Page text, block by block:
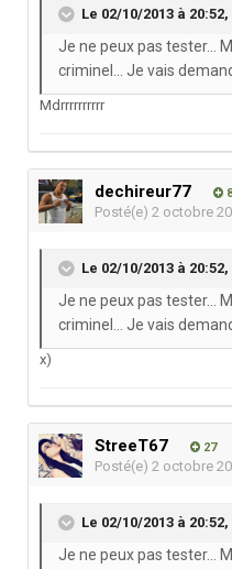
Le 02/10/2013 à
Je ne peux pas tester...
criminel... Je vais
Mdrrrrrrrrrr
dechireur77 8
Posté(e) 2 octobre
Le 02/10/2013 à
Je ne peux pas tester...
criminel... Je vais
x)
StreeT67 27
Posté(e) 2 octobre
Le 02/10/2013 à
Je ne peux pas tester...